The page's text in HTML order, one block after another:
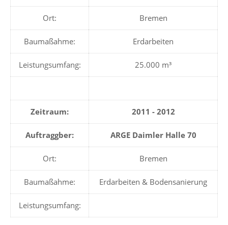
Ort: Bremen
Baumaßahme: Erdarbeiten
Leistungsumfang: 25.000 m³
Zeitraum: 2011 - 2012
Auftraggber: ARGE Daimler Halle 70
Ort: Bremen
Baumaßahme: Erdarbeiten & Bodensanierung
Leistungsumfang: